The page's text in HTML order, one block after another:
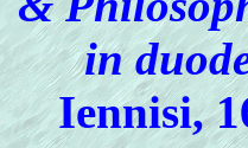
in
Iennisi,